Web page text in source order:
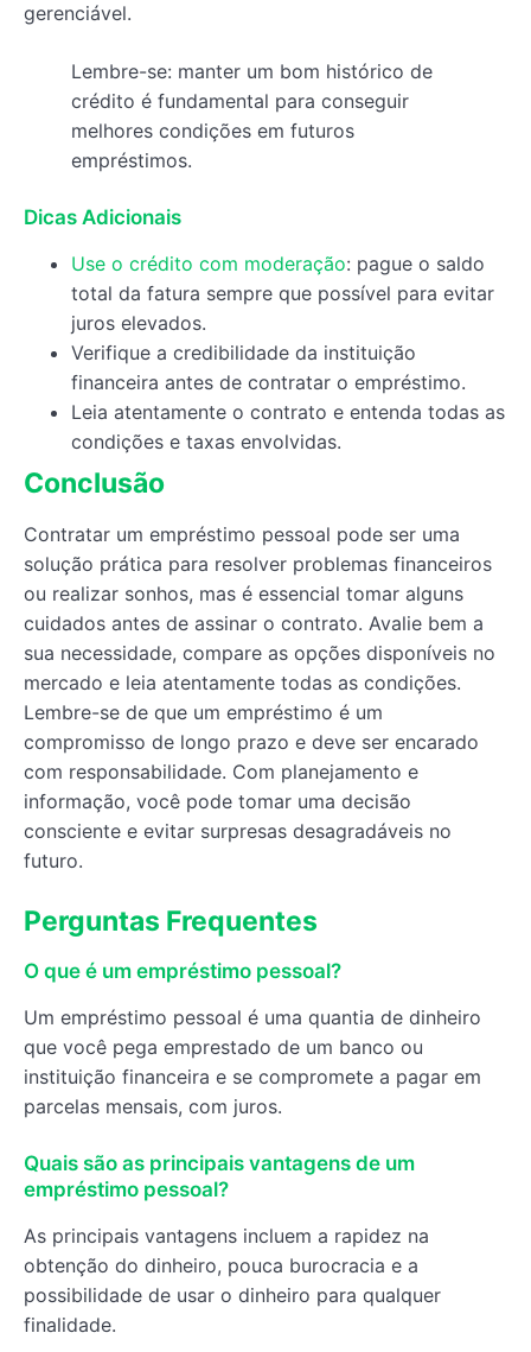
gerenciável.
Lembre-se: manter um bom histórico de
crédito é fundamental para conseguir
melhores condições em futuros
empréstimos.
Dicas Adicionais
Use o crédito com moderação: pague o saldo
total da fatura sempre que possível para evitar
juros elevados.
Verifique a credibilidade da instituição
financeira antes de contratar o empréstimo.
Leia atentamente o contrato e entenda todas as
condições e taxas envolvidas.
Conclusão
Contratar um empréstimo pessoal pode ser uma
solução prática para resolver problemas financeiros
ou realizar sonhos, mas é essencial tomar alguns
cuidados antes de assinar o contrato. Avalie bem a
sua necessidade, compare as opções disponíveis no
mercado e leia atentamente todas as condições.
Lembre-se de que um empréstimo é um
compromisso de longo prazo e deve ser encarado
com responsabilidade. Com planejamento e
informação, você pode tomar uma decisão
consciente e evitar surpresas desagradáveis no
futuro.
Perguntas Frequentes
O que é um empréstimo pessoal?
Um empréstimo pessoal é uma quantia de dinheiro
que você pega emprestado de um banco ou
instituição financeira e se compromete a pagar em
parcelas mensais, com juros.
Quais são as principais vantagens de um
empréstimo pessoal?
As principais vantagens incluem a rapidez na
obtenção do dinheiro, pouca burocracia e a
possibilidade de usar o dinheiro para qualquer
finalidade.